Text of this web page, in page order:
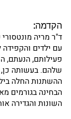
הקדמה:
ד"ר מריה
עם ילדים
פעילותם, הנעתם,
שלהם. בעשותה
ההשתנות החלה
הבחינה בגורמים
השונות והגדירה